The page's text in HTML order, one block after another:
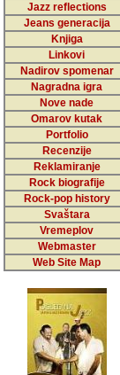
Jazz reflections
Jeans generacija
Knjiga
Linkovi
Nadirov spomenar
Nagradna igra
Nove nade
Omarov kutak
Portfolio
Recenzije
Reklamiranje
Rock biografije
Rock-pop history
Svaštara
Vremeplov
Webmaster
Web Site Map